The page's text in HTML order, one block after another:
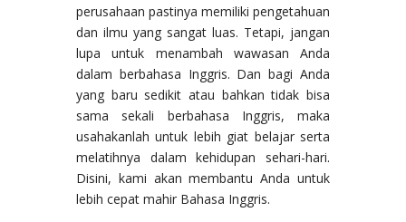
perusahaan pastinya memiliki pengetahuan
dan ilmu yang sangat luas. Tetapi, jangan
lupa untuk menambah wawasan Anda
dalam berbahasa Inggris. Dan bagi Anda
yang baru sedikit atau bahkan tidak bisa
sama sekali berbahasa Inggris, maka
usahakanlah untuk lebih giat belajar serta
melatihnya dalam kehidupan sehari-hari.
Disini, kami akan membantu Anda untuk
lebih cepat mahir Bahasa Inggris.